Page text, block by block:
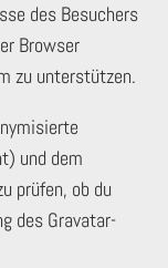
des Besuchers
Browser
zu unterstützen.
und dem
prüfen, ob du
des Gravatar-